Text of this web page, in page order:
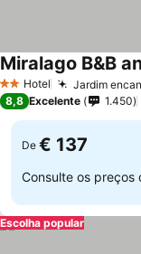
2 Estrelas
Hotel Jardim
Miralago B&B
8,8 Excelente 1.450
De € 137
Consulte os preços
Escolha popular